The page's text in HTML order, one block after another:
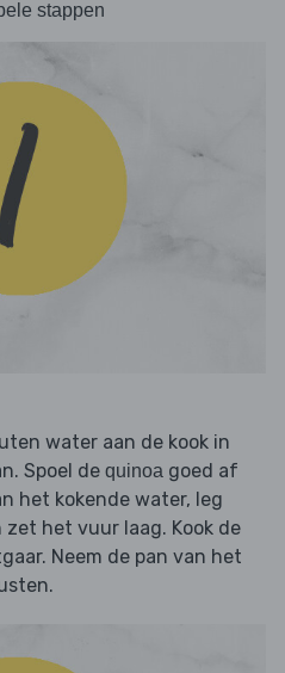
stappen
water aan de kook in
Spoel de quinoa goed af
het kokende water, leg
zet het vuur laag. Kook de
Neem de pan van het